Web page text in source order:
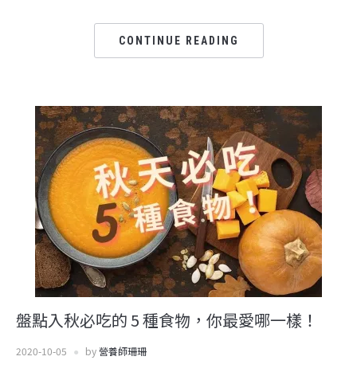
CONTINUE READING
盤點入秋必吃的 5 種食物，你最愛哪一樣！
2020-10-05 by營養師珊珊